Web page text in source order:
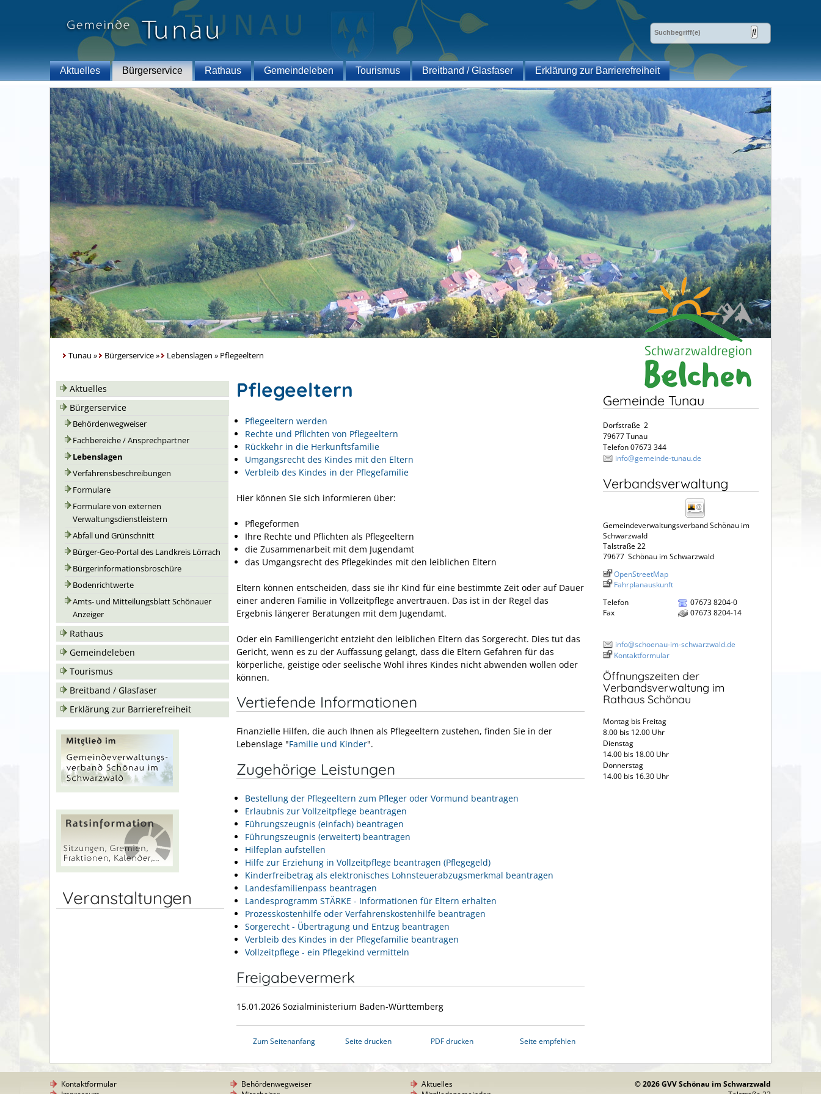
Aktuelles Bürgerservice Rathaus Gemeindeleben Tourismus Breitband / Glasfaser Erklärung zur Barrierefreiheit
Tunau » Bürgerservice» Lebenslagen » Pflegeeltern
Aktuelles
Bürgerservice
Behördenwegweiser
Fachbereiche / Ansprechpartner
Lebenslagen
Verfahrensbeschreibungen
Formulare
Formulare von externen
Verwaltungsdienstleistern
Abfall und Grünschnitt
Bürger-Geo-Portal des Landkreis Lörrach
Bürgerinformationsbroschüre
Bodenrichtwerte
Amts- und Mitteilungsblatt Schönauer
Anzeiger
Rathaus
Gemeindeleben
Tourismus
Breitband / Glasfaser
Erklärung zur Barrierefreiheit
Veranstaltungen
Pflegeeltern
Pflegeeltern werden
Rechte und Pflichten von Pflegeeltern
Rückkehr in die Herkunftsfamilie
Umgangsrecht des Kindes mit den Eltern
Verbleib des Kindes in der Pflegefamilie
Hier können Sie sich informieren über:
Pflegeformen
Ihre Rechte und Pflichten als Pflegeeltern
die Zusammenarbeit mit dem Jugendamt
das Umgangsrecht des Pflegekindes mit den leiblichen Eltern
Eltern können entscheiden, dass sie ihr Kind für eine bestimmte Zeit oder auf Dauer
einer anderen Familie in Vollzeitpflege anvertrauen. Das ist in der Regel das
Ergebnis längerer Beratungen mit dem Jugendamt.
Oder ein Familiengericht entzieht den leiblichen Eltern das Sorgerecht. Dies tut das
Gericht, wenn es zu der Auffassung gelangt, dass die Eltern Gefahren für das
körperliche, geistige oder seelische Wohl ihres Kindes nicht abwenden wollen oder
können.
Vertiefende Informationen
Finanzielle Hilfen, die auch Ihnen als Pflegeeltern zustehen, finden Sie in der
Lebenslage "Familie und Kinder".
Zugehörige Leistungen
Bestellung der Pflegeeltern zum Pfleger oder Vormund beantragen
Erlaubnis zur Vollzeitpflege beantragen
Führungszeugnis (einfach) beantragen
Führungszeugnis (erweitert) beantragen
Hilfeplan aufstellen
Hilfe zur Erziehung in Vollzeitpflege beantragen (Pflegegeld)
Kinderfreibetrag als elektronisches Lohnsteuerabzugsmerkmal beantragen
Landesfamilienpass beantragen
Landesprogramm STÄRKE - Informationen für Eltern erhalten
Prozesskostenhilfe oder Verfahrenskostenhilfe beantragen
Sorgerecht - Übertragung und Entzug beantragen
Verbleib des Kindes in der Pflegefamilie beantragen
Vollzeitpflege - ein Pflegekind vermitteln
Freigabevermerk
15.01.2026 Sozialministerium Baden-Württemberg
Zum Seitenanfang Seite drucken PDF drucken Seite empfehlen
Gemeinde Tunau
Dorfstraße 2
79677 Tunau
Telefon 07673 344
info@gemeinde-tunau.de
Verbandsverwaltung
Gemeindeverwaltungsverband Schönau im
Schwarzwald
Talstraße 22
79677 Schönau im Schwarzwald
OpenStreetMap
Fahrplanauskunft
Telefon
07673 8204-0
Fax
07673 8204-14
info@schoenau-im-schwarzwald.de
Kontaktformular
Öffnungszeiten der
Verbandsverwaltung im
Rathaus Schönau
Montag bis Freitag
8.00 bis 12.00 Uhr
Dienstag
14.00 bis 18.00 Uhr
Donnerstag
14.00 bis 16.30 Uhr
Kontaktformular
Behördenwegweiser
Aktuelles
© 2026 GVV Schönau im Schwarzwald